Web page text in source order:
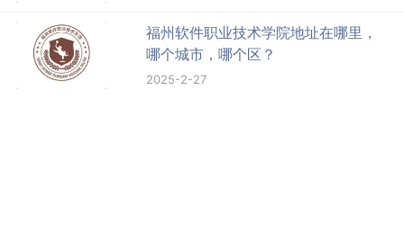
福州软件职业技术学院地址在哪里，
哪个城市，哪个区？
2025-2-27